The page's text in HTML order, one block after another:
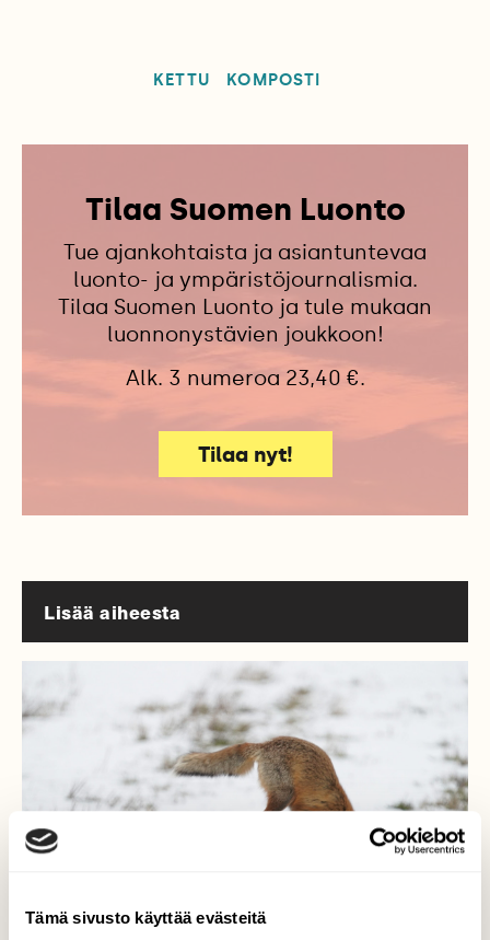
Tämä sivusto käyttää evästeitä
KETTU KOMPOSTI
Tilaa Suomen Luonto
Tue ajankohtaista ja asiantuntevaa
luonto- ja ympäristöjournalismia.
Tilaa Suomen Luonto ja tule mukaan
luonnonystävien joukkoon!
Alk. 3 numeroa 23,40 €.
Tilaa nyt!
Lisää aiheesta